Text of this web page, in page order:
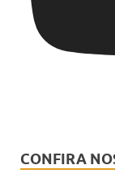
CONFIRA